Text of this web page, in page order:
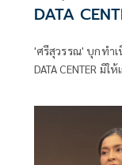
DATA
'ศรีสุวรรณ' บุกทำเ
DATA CENTER มิให้เกิดผลกระทบสิ่งแวดล้อม ป้องกันการแย่งใช้